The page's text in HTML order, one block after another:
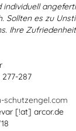
individuell
Sollten es zu
Ihre
287
schutzengel.com
[!at] arcor.de